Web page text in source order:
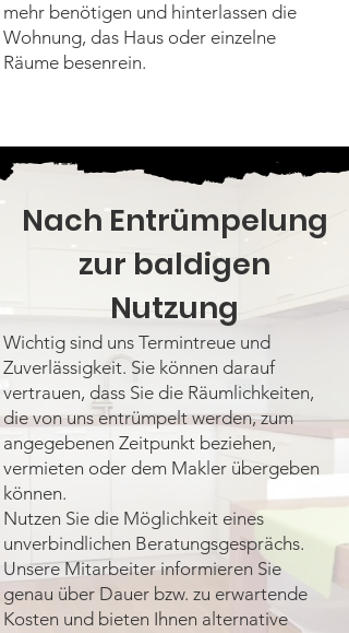
mehr benötigen und hinterlassen die
Wohnung, das Haus oder einzelne
Räume besenrein.
Nach Entrümpelung
zur baldigen
Nutzung
Wichtig sind uns Termintreue und
Zuverlässigkeit. Sie können darauf
vertrauen, dass Sie die Räumlichkeiten,
die von uns entrümpelt werden, zum
angegebenen Zeitpunkt beziehen,
vermieten oder dem Makler übergeben
können.
Nutzen Sie die Möglichkeit eines
unverbindlichen Beratungsgesprächs.
Unsere Mitarbeiter informieren Sie
genau über Dauer bzw. zu erwartende
Kosten und bieten Ihnen alternative